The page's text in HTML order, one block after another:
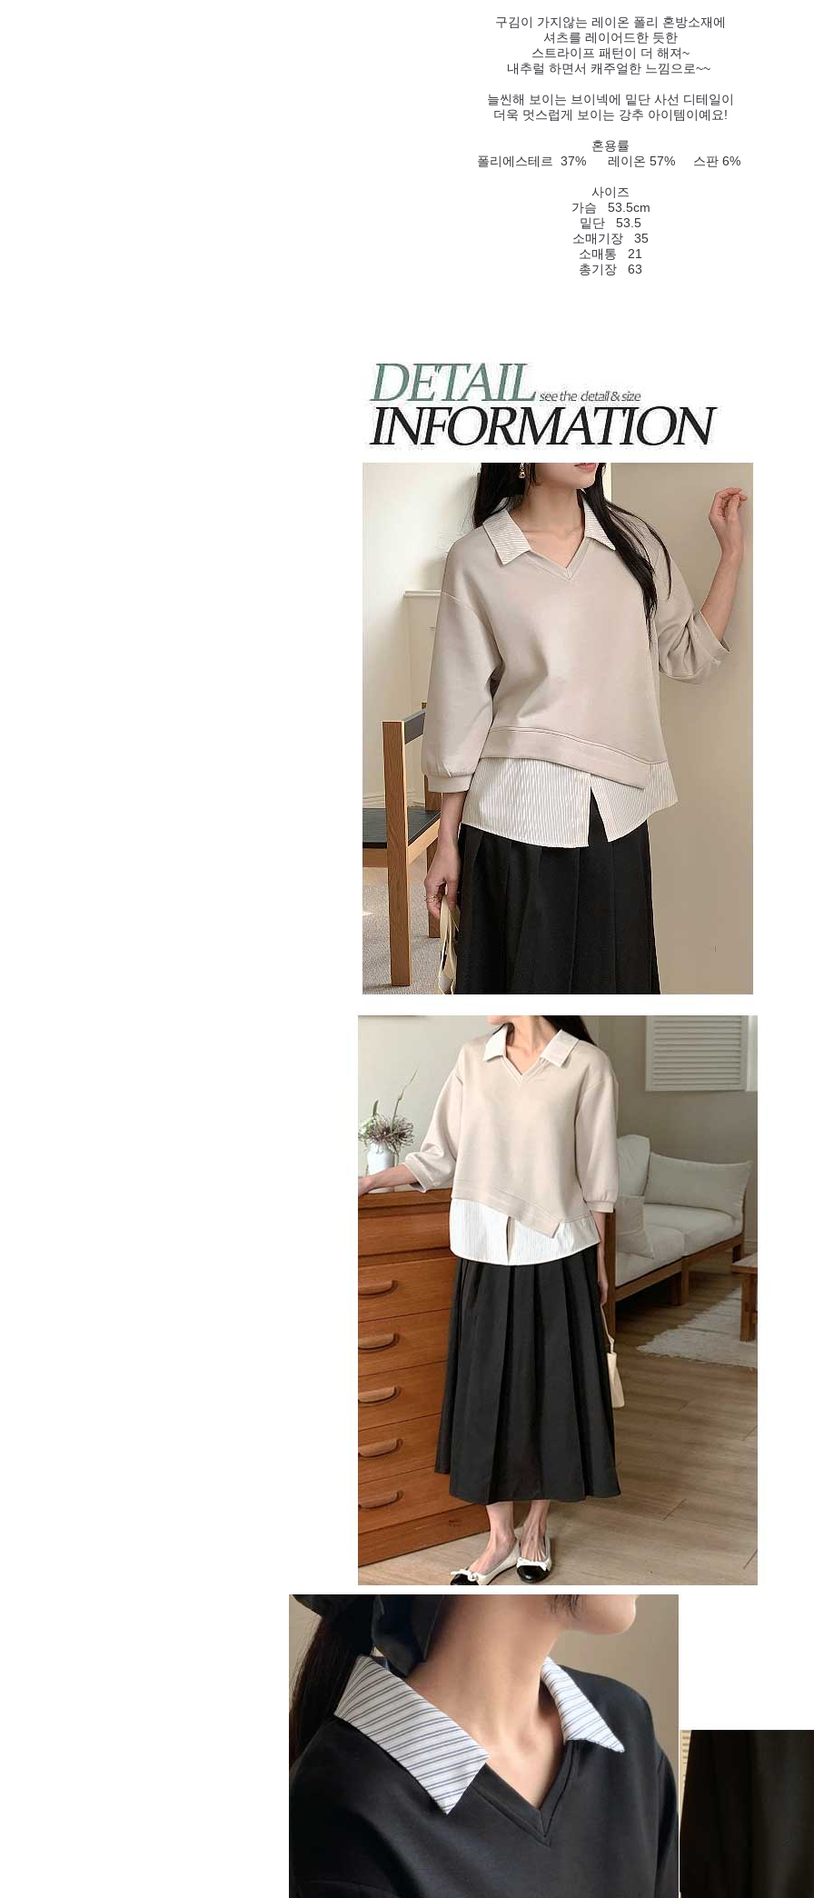
구김이 가지않는 레이온 폴리 혼방소재에
셔츠를 레이어드한 듯한
스트라이프 패턴이 더 해져~
내추럴 하면서 캐주얼한 느낌으로~~
늘씬해 보이는 브이넥에 밑단 사선 디테일이
더욱 멋스럽게 보이는 강추 아이템이예요!
혼용률
폴리에스테르 37% 레이온 57% 스판 6%
사이즈
가슴 53.5cm
밑단 53.5
소매기장 35
소매통 21
총기장 63